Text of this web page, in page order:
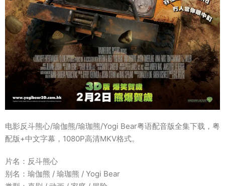
电影反斗熊心/瑜伽熊/瑜珈熊/Yogi Bear粤语配音版全集下载，粤
配版+中文字幕，1080P高清MKV格式。
片名：反斗熊心
别名：瑜伽熊 / 瑜珈熊 / Yogi Bear